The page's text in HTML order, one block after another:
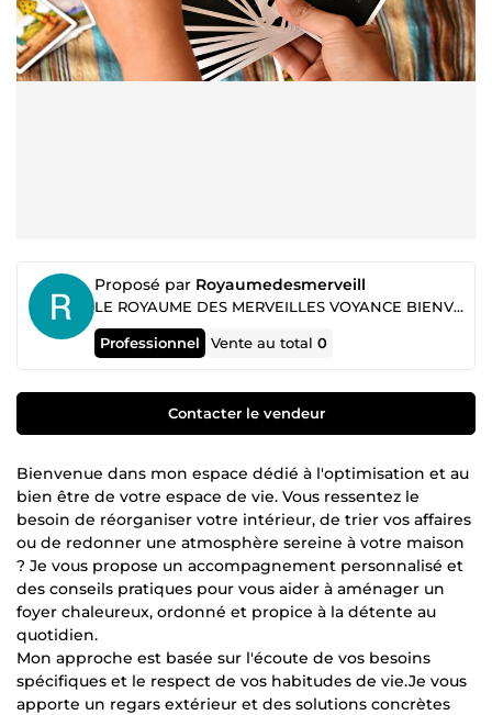
Proposé par Royaumedesmerveill
LE ROYAUME DES MERVEILLES VOYANCE BIENVEILLANTE ET GUIDANCE SPIRITUELLE
Professionnel Vente au total0
Contacter le vendeur
Bienvenue dans mon espace dédié à l'optimisation et au
bien être de votre espace de vie. Vous ressentez le
besoin de réorganiser votre intérieur, de trier vos affaires
ou de redonner une atmosphère sereine à votre maison
? Je vous propose un accompagnement personnalisé et
des conseils pratiques pour vous aider à aménager un
foyer chaleureux, ordonné et propice à la détente au
quotidien.
Mon approche est basée sur l'écoute de vos besoins
spécifiques et le respect de vos habitudes de vie.Je vous
apporte un regars extérieur et des solutions concrètes